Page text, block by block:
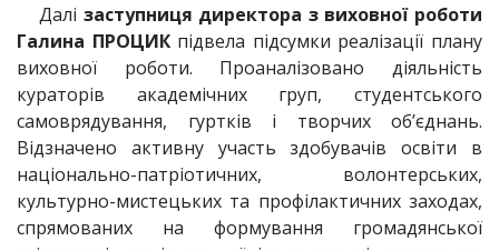
Далі заступниця директора з виховної роботи
Галина ПРОЦИКпідвела підсумки реалізації плану
виховної роботи. Проаналізовано діяльність
кураторів академічних груп, студентського
самоврядування, гуртків і творчих об’єднань.
Відзначено активну участь здобувачів освіти в
національно-патріотичних, волонтерських,
культурно-мистецьких та профілактичних заходах,
спрямованих на формування громадянської